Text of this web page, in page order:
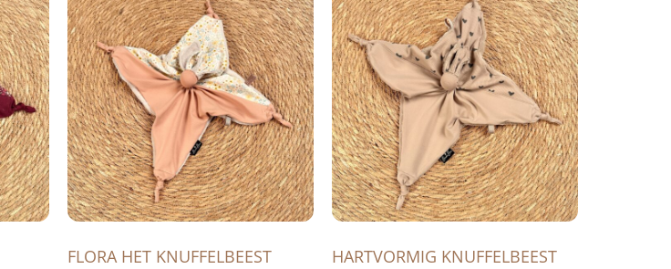
FLORA HET KNUFFELBEEST HARTVORMIG KNUFFELBEEST